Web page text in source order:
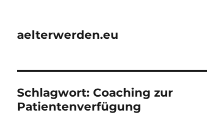
aelterwerden.eu
Schlagwort: Coaching zur
Patientenverfügung